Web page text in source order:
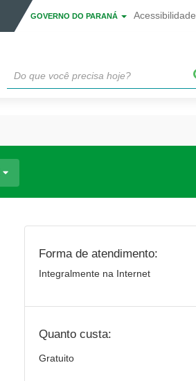
GOVERNO DO PARANÁ Acessibilidade
Forma de atendimento:
Integralmente na Internet
Quanto custa:
Gratuito